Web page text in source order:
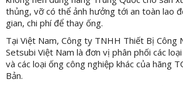
thủng, vỡ có thể ảnh hưởng tới an toàn lao
gian, chi phí để thay ống.
Tại Việt Nam, Công ty TNHH Thiết Bị Công
Setsubi Việt Nam là đơn vị phân phối các
và các loại ống công nghiệp khác của hãng
Bản.